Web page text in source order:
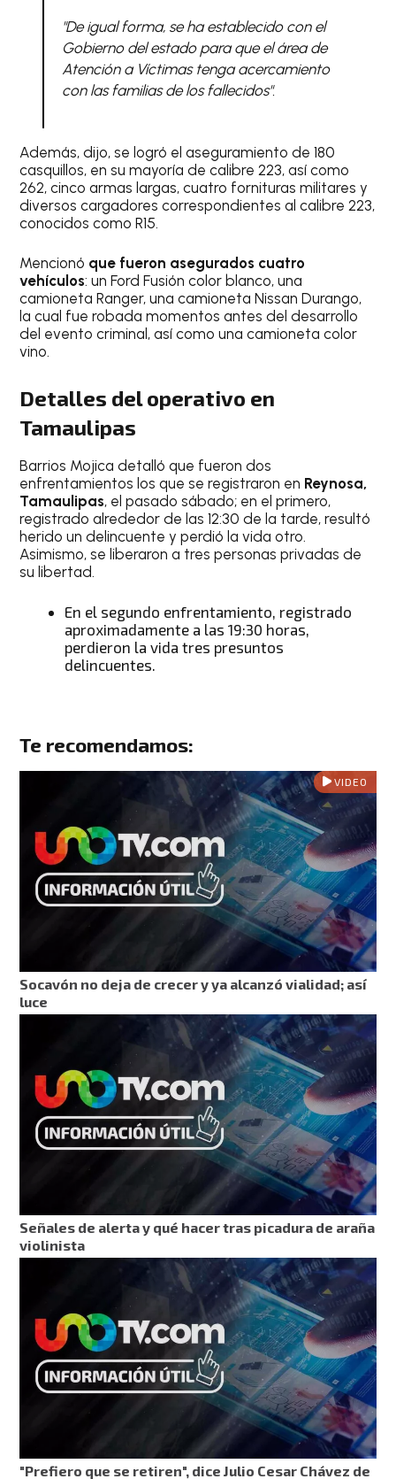
"De igual forma, se ha establecido con el
Gobierno del estado para que el área de
Atención a Víctimas tenga acercamiento
con las familias de los fallecidos".
Además, dijo, se logró el aseguramiento de 180
casquillos, en su mayoría de calibre 223, así como
262, cinco armas largas, cuatro fornituras militares y
diversos cargadores correspondientes al calibre 223,
conocidos como R15.
Mencionó que fueron asegurados cuatro
vehículos: un Ford Fusión color blanco, una
camioneta Ranger, una camioneta Nissan Durango,
la cual fue robada momentos antes del desarrollo
del evento criminal, así como una camioneta color
vino.
Detalles del operativo en
Tamaulipas
Barrios Mojica detalló que fueron dos
enfrentamientos los que se registraron en Reynosa,
Tamaulipas, el pasado sábado; en el primero,
registrado alrededor de las 12:30 de la tarde, resultó
herido un delincuente y perdió la vida otro.
Asimismo, se liberaron a tres personas privadas de
su libertad.
En el segundo enfrentamiento, registrado
aproximadamente a las 19:30 horas,
perdieron la vida tres presuntos
delincuentes.
Te recomendamos:
VIDEO
Socavón no deja de crecer y ya alcanzó vialidad; así
luce
Señales de alerta y qué hacer tras picadura de araña
violinista
"Prefiero que se retiren", dice Julio Cesar Chávez de